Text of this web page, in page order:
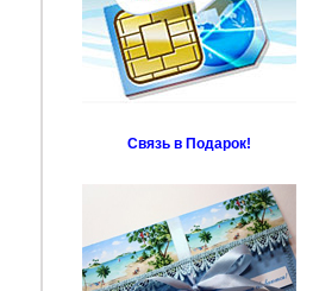
Связь в Подарок!